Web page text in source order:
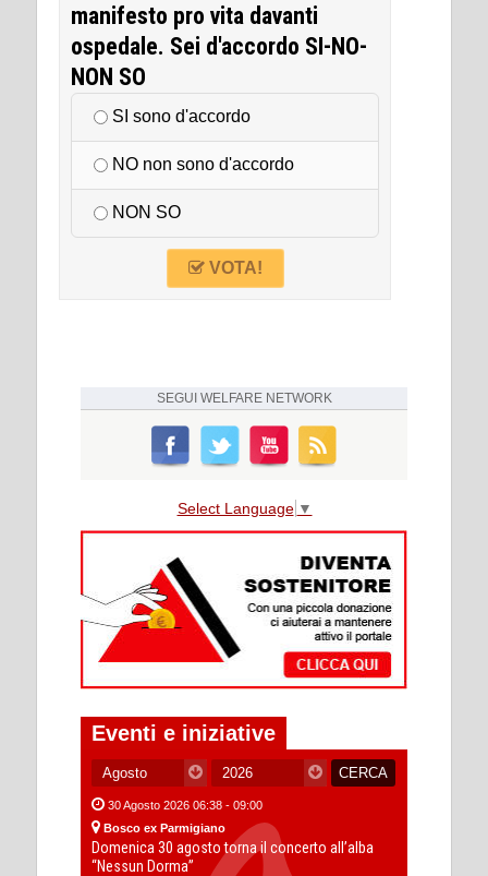
manifesto pro vita davanti
ospedale. Sei d'accordo SI-NO-
NON SO
SI sono d'accordo
NO non sono d'accordo
NON SO
VOTA!
SEGUI WELFARE NETWORK
Select Language ▼
Eventi e iniziative
30 Agosto 2026 06:38 - 09:00
Bosco ex Parmigiano
Domenica 30 agosto torna il concerto all’alba
“Nessun Dorma”